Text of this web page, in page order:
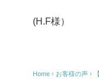
(H.F様）
Home › お客様の声 ›